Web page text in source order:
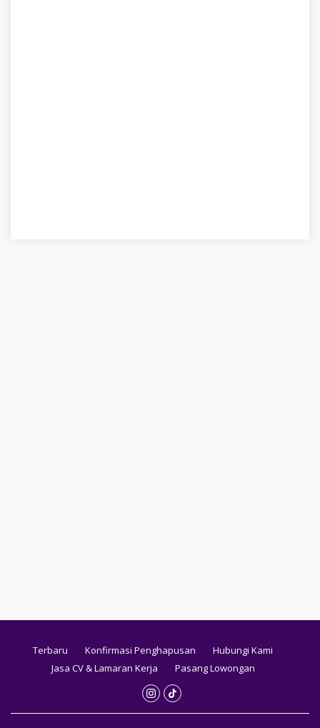
Terbaru Konfirmasi Penghapusan
Hubungi Kami
Jasa CV & Lamaran Kerja
Pasang Lowongan